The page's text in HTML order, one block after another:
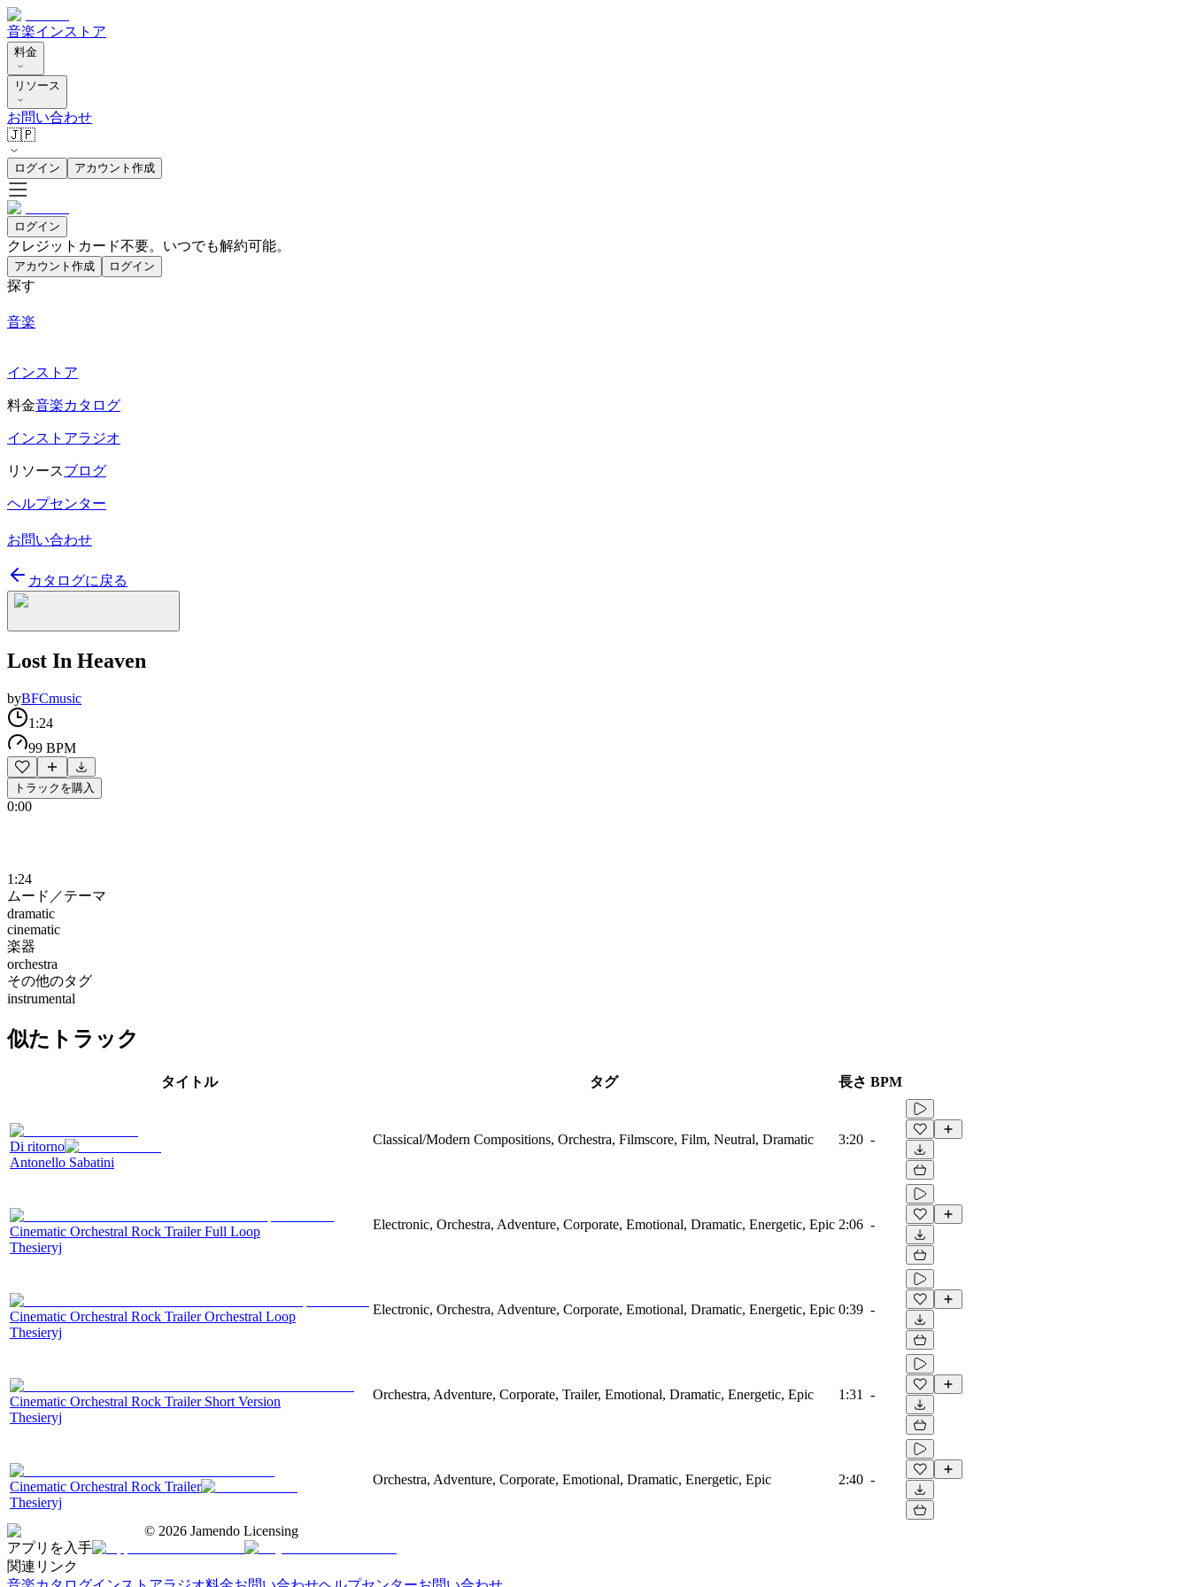
音楽インストア
料金
リソース
お問い合わせ
🇯🇵
ログイン アカウント作成
ログイン
クレジットカード不要。いつでも解約可能。
アカウント作成 ログイン
探す
音楽
インストア
料金音楽カタログ
インストアラジオ
リソースブログ
ヘルプセンター
お問い合わせ
カタログに戻る
Lost In Heaven
byBFCmusic
1:24
99 BPM
トラックを購入
0:00
1:24
ムード／テーマ
dramatic
cinematic
楽器
orchestra
その他のタグ
instrumental
似たトラック
タイトル タグ 長さ BPM
Di ritorno
Antonello Sabatini
Classical/Modern Compositions, Orchestra, Filmscore, Film, Neutral, Dramatic 3:20 -
Cinematic Orchestral Rock Trailer Full Loop
Thesieryj
Electronic, Orchestra, Adventure, Corporate, Emotional, Dramatic, Energetic, Epic 2:06 -
Cinematic Orchestral Rock Trailer Orchestral Loop
Thesieryj
Electronic, Orchestra, Adventure, Corporate, Emotional, Dramatic, Energetic, Epic 0:39 -
Cinematic Orchestral Rock Trailer Short Version
Thesieryj
Orchestra, Adventure, Corporate, Trailer, Emotional, Dramatic, Energetic, Epic 1:31 -
Cinematic Orchestral Rock Trailer
Thesieryj
Orchestra, Adventure, Corporate, Emotional, Dramatic, Energetic, Epic 2:40 -
© 2026 Jamendo Licensing
アプリを入手
関連リンク